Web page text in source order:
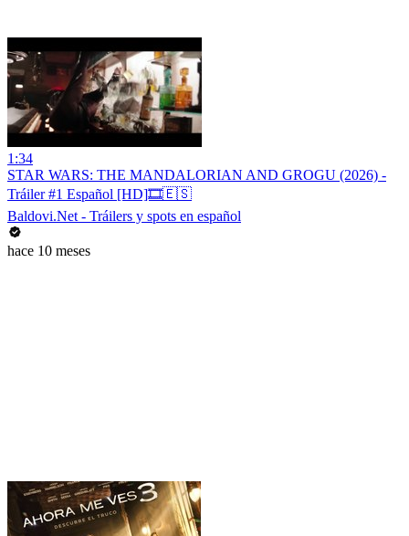
1:34
STAR WARS: THE MANDALORIAN AND GROGU (2026) -
Tráiler #1 Español [HD]🎞️🇪🇸
Baldovi.Net - Tráilers y spots en español
hace 10 meses